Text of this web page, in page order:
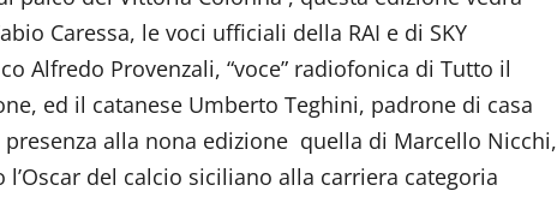
Caressa, le voci ufficiali della RAI e di SKY
Alfredo Provenzali, “voce” radiofonica di Tutto il
ed il catanese Umberto Teghini, padrone di casa
alla nona edizione quella di Marcello Nicchi,
l’Oscar del calcio siciliano alla carriera categoria